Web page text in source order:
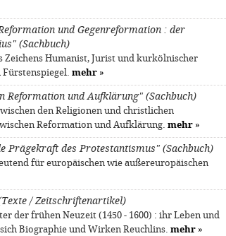
und Gegenreformation : der
(Sachbuch)
Zeichens Humanist, Jurist und kurkölnischer
mehr »
Reformation und Aufklärung" (Sachbuch)
den Religionen und christlichen
Reformation und Aufklärung. mehr »
Prägekraft des Protestantismus" (Sachbuch)
für europäischen wie außereuropäischen
/ Zeitschriftenartikel)
der frühen Neuzeit (1450 - 1600) : ihr Leben und
Biographie und Wirken Reuchlins. mehr »